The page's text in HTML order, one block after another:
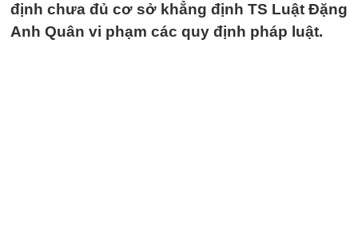
định chưa đủ cơ sở khẳng định TS Luật Đặng
Anh Quân vi phạm các quy định pháp luật.